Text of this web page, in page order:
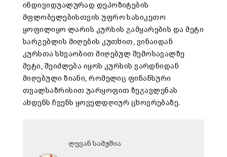
ინდივიდუალურად დეპოზიტების
მფლობელებისთვის უფრო სასიკეთო
ყოფილიყო ლარის კურსის გამყარების და მეტი
სარგებლის მიღების კუთხით, ვინაიდან
კურსთა სხვაობით მიღებულ შემოსავალზე
მეტი, შეიძლება იყოს კურსის ვარდნიდან
მიღებული ზიანი, რომელიც ფინანსური
თვალსაზრისით უარყოფით ზეგავლენას
ახდენს ჩვენს ყოველდღიურ ცხოვრებაზე.
ლევან სამუშია